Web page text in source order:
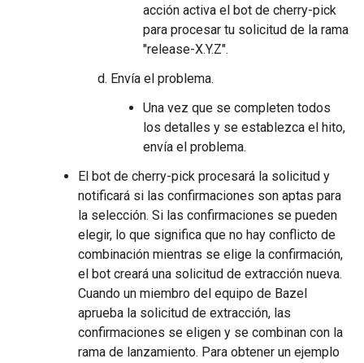
acción activa el bot de cherry-pick
para procesar tu solicitud de la rama
"release-X.Y.Z".
Envía el problema.
Una vez que se completen todos
los detalles y se establezca el hito,
envía el problema.
El bot de cherry-pick procesará la solicitud y
notificará si las confirmaciones son aptas para
la selección. Si las confirmaciones se pueden
elegir, lo que significa que no hay conflicto de
combinación mientras se elige la confirmación,
el bot creará una solicitud de extracción nueva.
Cuando un miembro del equipo de Bazel
aprueba la solicitud de extracción, las
confirmaciones se eligen y se combinan con la
rama de lanzamiento. Para obtener un ejemplo